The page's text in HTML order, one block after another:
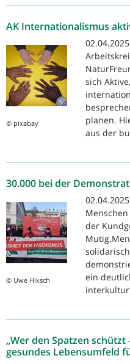
AK Internationalismus
© pixabay
sich
planen.
aus der
30.000 bei der
© Uwe Hiksch
der
ein
„Wer den Spatzen schützt
gesundes Lebensumfeld